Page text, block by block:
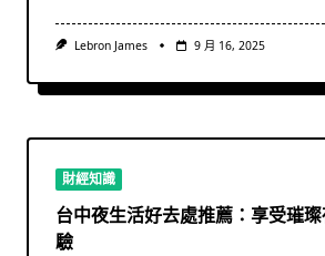
Lebron James 9 月 16, 2025
財經知識
台中夜生活好去處推薦：享受璀
驗